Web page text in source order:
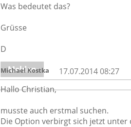
Was bedeutet das?
Grüsse
D
Melden
Michael Kostka
17.07.2014 08:27
Hallo Christian,
musste auch erstmal suchen.
Die Option verbirgt sich jetzt